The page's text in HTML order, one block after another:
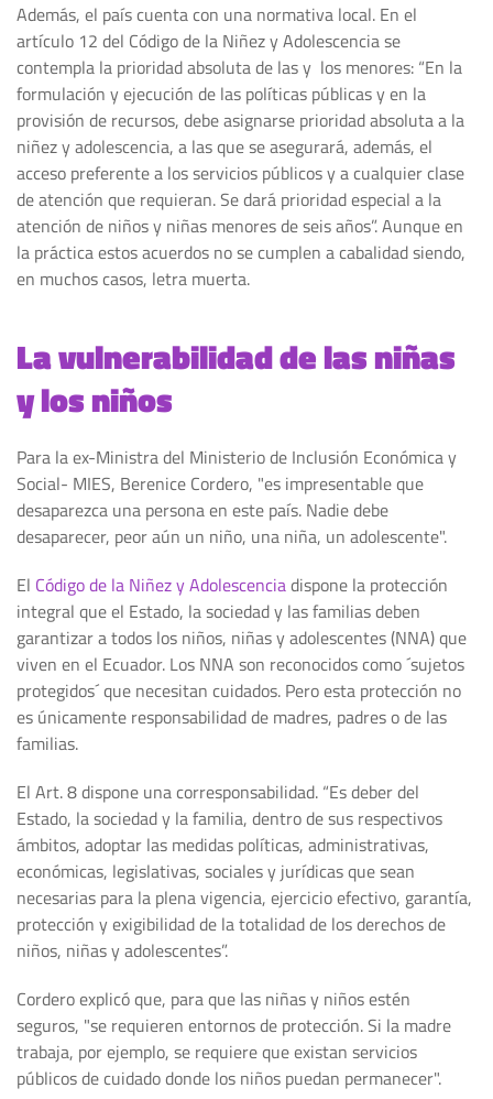
Además, el país cuenta con una normativa local. En el
artículo 12 del Código de la Niñez y Adolescencia se
contempla la prioridad absoluta de las y los menores: “En la
formulación y ejecución de las políticas públicas y en la
provisión de recursos, debe asignarse prioridad absoluta a la
niñez y adolescencia, a las que se asegurará, además, el
acceso preferente a los servicios públicos y a cualquier clase
de atención que requieran. Se dará prioridad especial a la
atención de niños y niñas menores de seis años”. Aunque en
la práctica estos acuerdos no se cumplen a cabalidad siendo,
en muchos casos, letra muerta.
La vulnerabilidad de las niñas
y los niños
Para la ex-Ministra del Ministerio de Inclusión Económica y
Social- MIES, Berenice Cordero, "es impresentable que
desaparezca una persona en este país. Nadie debe
desaparecer, peor aún un niño, una niña, un adolescente".
El Código de la Niñez y Adolescenciadispone la protección
integral que el Estado, la sociedad y las familias deben
garantizar a todos los niños, niñas y adolescentes (NNA) que
viven en el Ecuador. Los NNA son reconocidos como ´sujetos
protegidos´ que necesitan cuidados. Pero esta protección no
es únicamente responsabilidad de madres, padres o de las
familias.
El Art. 8 dispone una corresponsabilidad. “Es deber del
Estado, la sociedad y la familia, dentro de sus respectivos
ámbitos, adoptar las medidas políticas, administrativas,
económicas, legislativas, sociales y jurídicas que sean
necesarias para la plena vigencia, ejercicio efectivo, garantía,
protección y exigibilidad de la totalidad de los derechos de
niños, niñas y adolescentes”.
Cordero explicó que, para que las niñas y niños estén
seguros, "se requieren entornos de protección. Si la madre
trabaja, por ejemplo, se requiere que existan servicios
públicos de cuidado donde los niños puedan permanecer".